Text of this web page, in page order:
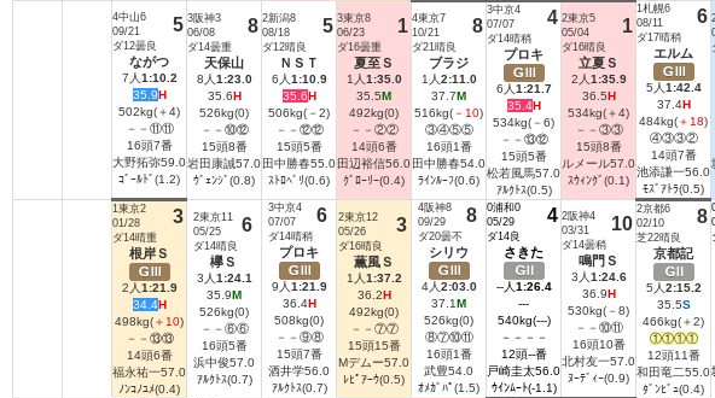
4中山6
09/21
ダ12曇良
5
ながつ
7人1:10.2
35.9H
502kg(＋4)
－－⑪⑪
16頭7番
大野拓弥59.0
ｺﾞｰﾙﾄﾞ(1.2)
3阪神3
06/08
ダ14曇重
8
天保山
8人1:23.0
35.6H
526kg(0)
－－⑩⑫
15頭8番
岩田康誠57.0
ｳﾞｪﾝｼﾞ(0.8)
2新潟8
08/18
ダ12晴良
5
ＮＳＴ
6人1:10.9
35.6H
506kg(－2)
－－⑫⑫
15頭5番
田中勝春55.0
ｽﾄﾛﾍﾞﾘ(0.6)
3東京8
06/23
ダ16曇重
1
夏至Ｓ
1人1:35.0
35.5M
492kg(0)
－－②②
14頭6番
田辺裕信56.0
ｸﾞﾛｰﾘｰ(0.4)
4東京7
10/21
ダ21晴良
8
ブラジ
1人2:11.0
37.7M
516kg( －10)
③④⑤⑤
16頭1番
田中勝春54.0
ﾗｲﾝﾙｰﾌ(0.6)
3中京4
07/07
ダ14晴稍
4
プロキ
Ⅲ
6人1:21.7
35.4H
534kg(－6)
－－⑬⑫
15頭5番
松若風馬57.0
ｱﾙｸﾄｽ(0.5)
2東京5
05/04
ダ16晴良
1
立夏Ｓ
2人1:35.9
36.5H
534kg(＋4)
－－③③
15頭8番
ルメール57.0
ｽｳｨﾝｸﾞ(0.1)
1札幌6
08/11
ダ17晴稍
6
エルム
Ⅲ
5人1:42.4
37.4H
484kg(＋18)
④③③②
14頭7番
池添謙一56.0
ﾓｽﾞｱﾄﾗ(0.5)
1東京2
01/28
ダ14晴重
3
根岸Ｓ
Ⅲ
2人1:21.9
34.4H
498kg(＋10)
－－⑬⑬
14頭6番
福永祐一57.0
ﾉﾝｺﾉﾕﾒ(0.4)
2東京11
05/25
ダ14晴良
6
欅Ｓ
3人1:24.1
35.9M
526kg(0)
－－⑥⑥
16頭5番
浜中俊57.0
ｱﾙｸﾄｽ(0.7)
3中京4
07/07
ダ14晴稍
6
プロキ
Ⅲ
9人1:21.9
36.4H
508kg(0)
－－⑨⑧
15頭7番
酒井学56.0
ｱﾙｸﾄｽ(0.7)
2東京12
05/26
ダ16晴良
3
薫風Ｓ
1人1:37.2
36.2H
492kg(0)
－－⑦⑦
15頭15番
Mデムー57.0
ﾚﾋﾟｱｰｳ(0.5)
4阪神8
09/29
ダ20曇不
8
シリウ
Ⅲ
4人2:03.0
37.1M
526kg(0)
⑧⑦⑩⑪
16頭1番
武豊54.0
ｵﾒｶﾞﾊﾟ(1.5)
0浦和0
05/29
ダ14良
4
さきた
Ⅱ
--人1:26.4
---
540kg(---)
－－－－
12頭--番
戸崎圭太56.0
ｳｲﾝﾑｰﾄ(-1.1)
2阪神4
03/31
ダ14曇稍
10
鳴門Ｓ
3人1:24.6
36.9H
530kg(－8)
－－⑩⑪
16頭10番
北村友一57.0
ﾇｰﾃﾞｨｰ(0.9)
2京都6
02/10
芝22晴良
8
京都記
Ⅱ
5人2:15.2
35.5S
466kg(＋2)
①①①①
12頭11番
和田竜二55.0
ﾀﾞﾝﾋﾞｭ(0.4)